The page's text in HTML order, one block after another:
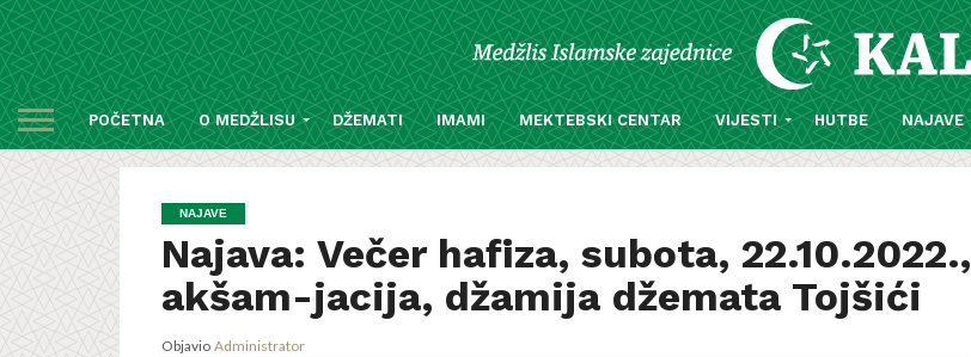
POČETNA O MEDŽLISU DŽEMATI IMAMI MEKTEBSKI CENTAR VIJESTI HUTBE NAJAVE
NAJAVE
Najava: Večer hafiza, subota, 22.10.2022.,
akšam-jacija, džamija džemata Tojšići
Objavio Administrator